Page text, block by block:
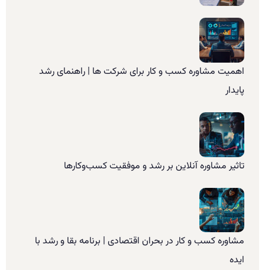
اهمیت مشاوره کسب و کار برای شرکت ها | راهنمای رشد
پایدار
تاثیر مشاوره آنلاین بر رشد و موفقیت کسب‌وکارها
مشاوره کسب و کار در بحران اقتصادی | برنامه بقا و رشد با
ایده